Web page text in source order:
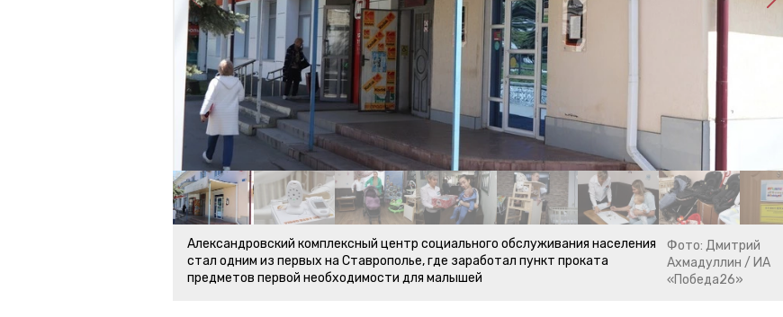
Александровский комплексный центр социального обслуживания населения
стал одним из первых на Ставрополье, где заработал пункт проката
предметов первой необходимости для малышей
Фото: Дмитрий
Ахмадуллин / ИА
«Победа26»